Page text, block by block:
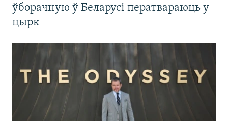
ўборачную ў Беларусі ператвараюць у
цырк